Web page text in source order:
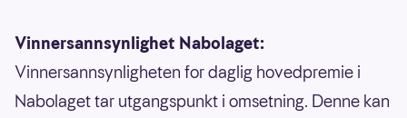
Vinnersannsynlighet Nabolaget:
Vinnersannsynligheten for daglig hovedpremie i
Nabolaget tar utgangspunkt i omsetning. Denne kan